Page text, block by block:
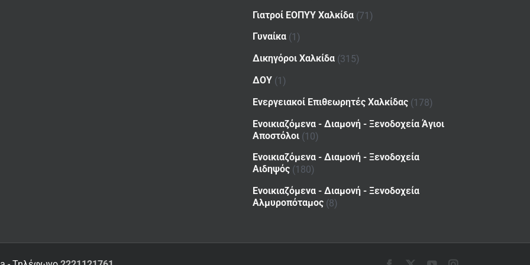
Γιατροί ΕΟΠΥΥ Χαλκίδα (71)
Γυναίκα (1)
Δικηγόροι Χαλκίδα (315)
ΔΟΥ (1)
Ενεργειακοί Επιθεωρητές Χαλκίδας (178)
Ενοικιαζόμενα - Διαμονή - Ξενοδοχεία Άγιοι
Αποστόλοι (10)
Ενοικιαζόμενα - Διαμονή - Ξενοδοχεία
Αιδηψός (180)
Ενοικιαζόμενα - Διαμονή - Ξενοδοχεία
Αλμυροπόταμος (8)